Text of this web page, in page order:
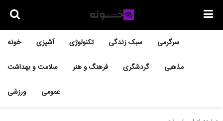
خونه آشپزی تکنولوژی سبک زندگی سرگرمی
سلامت و بهداشت فرهنگ و هنر گردشگری مذهبی
ورزشی عمومی